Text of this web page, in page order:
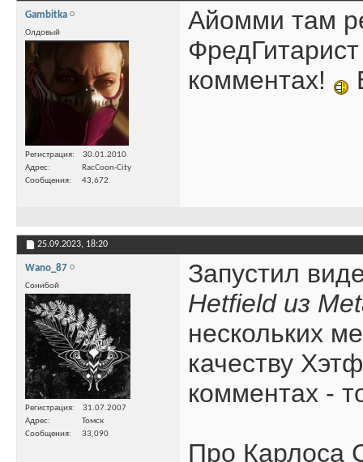
Gambitka
Олдовый
Регистрация
30.01.2010
Адрес
RacCoon-City
Сообщения
43,672
Айомми там
комментах!
25.09.2023, 18:20
Wano_87
Сонибой
Регистрация
31.07.2007
Адрес
Томск
Сообщения
33,090
Запустил
Hetfield из
нескольких
качеству
комментах -
Про Карлоса